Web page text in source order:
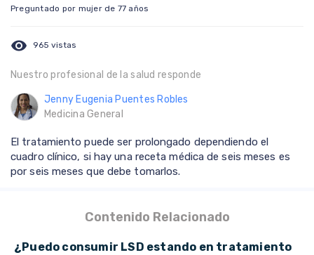
Preguntado por mujer de 77 años
visibility 965 vistas
Nuestro profesional de la salud responde
Jenny Eugenia Puentes Robles
Medicina General
El tratamiento puede ser prolongado dependiendo el
cuadro clínico, si hay una receta médica de seis meses es
por seis meses que debe tomarlos.
Contenido Relacionado
¿Puedo consumir LSD estando en tratamiento